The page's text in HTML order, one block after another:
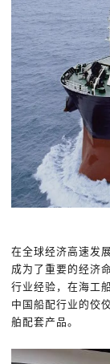
在全球经济高速发
成为了重要的经济
行业经验，在海工
中国船配行业的佼
舶配套产品。